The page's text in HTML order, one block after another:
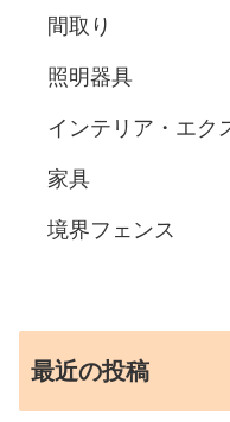
間取り
照明器具
インテリア・エク
家具
境界フェンス
最近の投稿